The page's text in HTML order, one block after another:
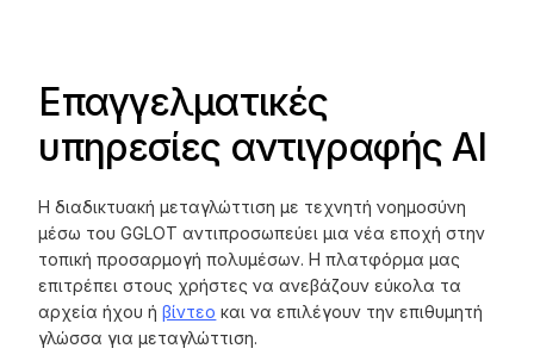
Επαγγελματικές
υπηρεσίες αντιγραφής AI
Η διαδικτυακή μεταγλώττιση με τεχνητή νοημοσύνη
μέσω του GGLOT αντιπροσωπεύει μια νέα εποχή στην
τοπική προσαρμογή πολυμέσων. Η πλατφόρμα μας
επιτρέπει στους χρήστες να ανεβάζουν εύκολα τα
αρχεία ήχου ήβίντεο και να επιλέγουν την επιθυμητή
γλώσσα για μεταγλώττιση.